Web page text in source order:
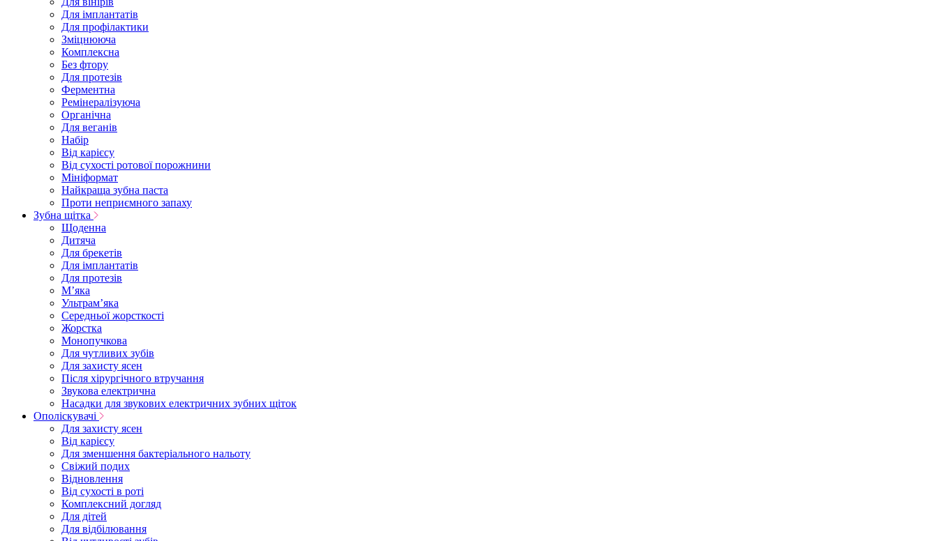
Для імплантатів
Для профілактики
Зміцнююча
Комплексна
Без фтору
Для протезів
Ферментна
Ремінералізуюча
Органічна
Для веганів
Набір
Від карієсу
Від сухості ротової порожнини
Мініформат
Найкраща зубна паста
Проти неприємного запаху
Зубна щітка
Щоденна
Дитяча
Для брекетів
Для імплантатів
Для протезів
Мʼяка
Ультрамʼяка
Середньої жорсткості
Жорстка
Монопучкова
Для чутливих зубів
Для захисту ясен
Після хірургічного втручання
Звукова електрична
Насадки для звукових електричних зубних щіток
Ополіскувачі
Для захисту ясен
Від карієсу
Для зменшення бактеріального нальоту
Свіжий подих
Відновлення
Від сухості в роті
Комплексний догляд
Для дітей
Для відбілювання